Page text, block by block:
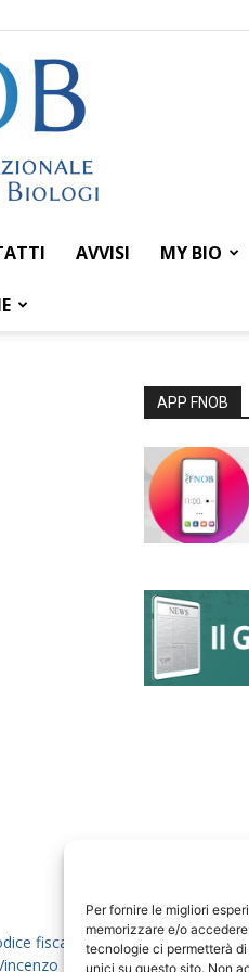
Per fornire le migliori
memorizzare e/o
tecnologie ci permetterà
unici su questo sito. Non
AVVISI MY BIO
APP FNOB
fiscale 80069130583
D'Anna